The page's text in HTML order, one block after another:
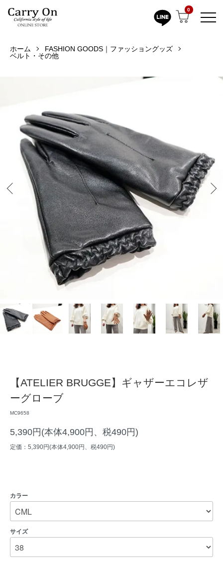
0
ホーム
FASHION GOODS｜ファッショングッズ
ベルト・その他
【ATELIER BRUGGE】ギャザーエコレザ
ーグローブ
MC9658
5,390円(本体4,900円、税490円)
定価：5,390円(本体4,900円、税490円)
カラー
サイズ